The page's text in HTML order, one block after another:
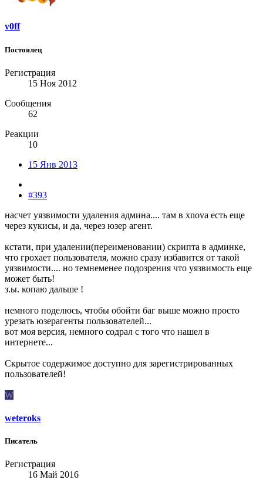
v0ff
Постоялец
Регистрация
15 Ноя 2012
Сообщения
62
Реакции
10
15 Янв 2013
#393
насчет уязвимости удаления админа.... там в xnova есть еще
через кукисы, и да, через юзер агент.
кстати, при удалении(переименовании) скрипта в админке,
что грохает пользователя, можно сразу избавится от такой
уязвимости.... но темнеменее подозрения что уязвимость еще
может быть!
з.ы. копаю дальше !
немного поделюсь, чтобы обойти баг выше можно просто
урезать юзерагенты пользователей...
вот моя версия, немного содрал с того что нашел в
интернете...
Скрытое содержимое доступно для зарегистрированных
пользователей!
W
weteroks
Писатель
Регистрация
16 Май 2016